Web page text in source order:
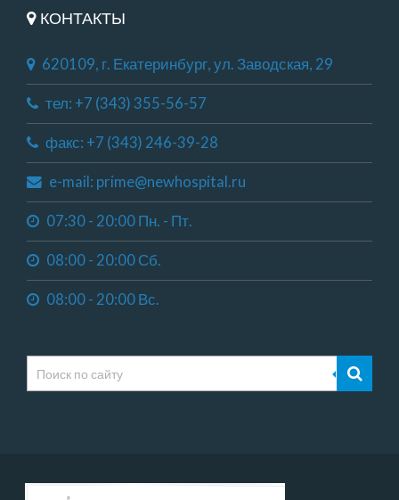
КОНТАКТЫ
620109, г. Екатеринбург, ул. Заводская, 29
тел: +7 (343) 355-56-57
факс: +7 (343) 246-39-28
e-mail: prime@newhospital.ru
07:30 - 20:00 Пн. - Пт.
08:00 - 20:00 Сб.
08:00 - 20:00 Вс.